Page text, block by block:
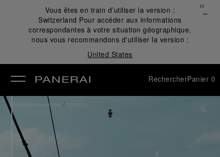
Vous êtes en train d’utiliser la version :
Switzerland Pour accéder aux informations
correspondantes à votre situation géographique,
nous vous recommandons d'utiliser la version :
United States
Fermer
✕
RechercherPanier 0
Collection de montres / Radiomir